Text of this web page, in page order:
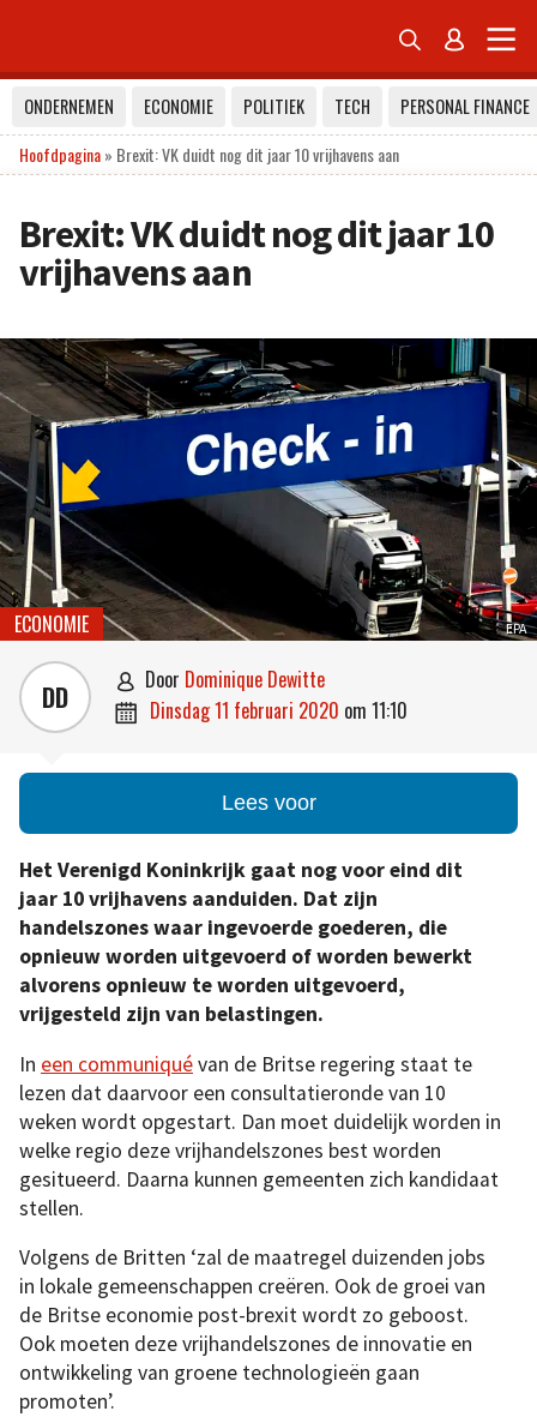
 
ONDERNEMEN ECONOMIE POLITIEK TECH
PERSONAL FINANCE
Hoofdpagina» Brexit: VK duidt nog dit jaar 10 vrijhavens aan
Brexit: VK duidt nog dit jaar 10
vrijhavens aan
EPA
ECONOMIE
DD  door Dominique Dewitte
 dinsdag 11 februari 2020 om 11:10
Lees voor
Het Verenigd Koninkrijk gaat nog voor eind dit
jaar 10 vrijhavens aanduiden. Dat zijn
handelszones waar ingevoerde goederen, die
opnieuw worden uitgevoerd of worden bewerkt
alvorens opnieuw te worden uitgevoerd,
vrijgesteld zijn van belastingen.
In een communiquévan de Britse regering staat te
lezen dat daarvoor een consultatieronde van 10
weken wordt opgestart. Dan moet duidelijk worden in
welke regio deze vrijhandelszones best worden
gesitueerd. Daarna kunnen gemeenten zich kandidaat
stellen.
Volgens de Britten ‘zal de maatregel duizenden jobs
in lokale gemeenschappen creëren. Ook de groei van
de Britse economie post-brexit wordt zo geboost.
Ook moeten deze vrijhandelszones de innovatie en
ontwikkeling van groene technologieën gaan
promoten’.